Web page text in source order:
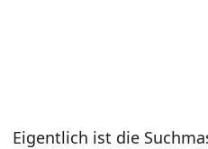
Eigentlich ist die